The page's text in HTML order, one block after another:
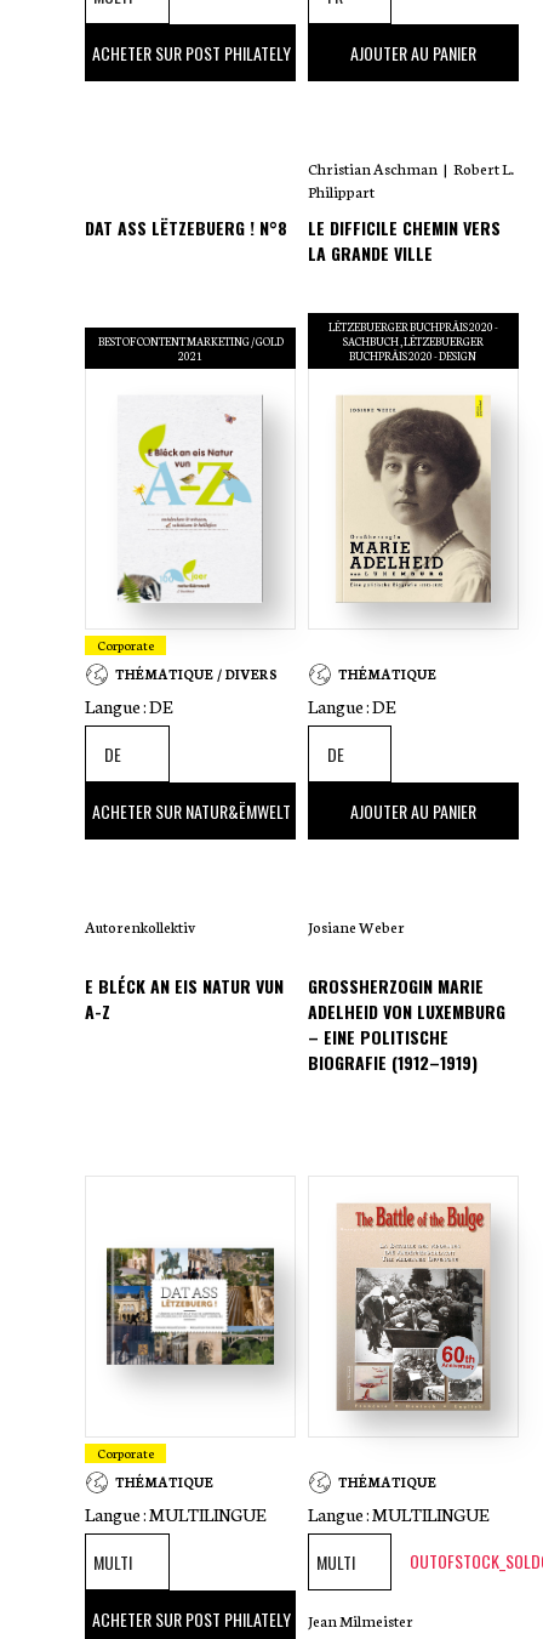
39,00 €
ACHETER SUR POST PHILATELY
DAT ASS LËTZEBUERG ! N°8
,00 €
AJOUTER AU PANIER
Christian Aschman | Robert L.
Philippart
LE DIFFICILE CHEMIN VERS
LA GRANDE VILLE
BEST OF CONTENT MARKETING / GOLD
2021
Corporate
THÉMATIQUE / DIVERS
Langue :DE
45,00 €
ACHETER SUR NATUR&ËMWELT
Autorenkollektiv
E BLÉCK AN EIS NATUR VUN
A-Z
LËTZEBUERGER BUCHPRÄIS 2020 -
SACHBUCH LËTZEBUERGER
BUCHPRÄIS 2020 - DESIGN
THÉMATIQUE
Langue :DE
,00 €
AJOUTER AU PANIER
Josiane Weber
GROSSHERZOGIN MARIE A
DELHEID VON LUXEMBURG –
EINE POLITISCHE B
IOGRAFIE (1912–1919)
Corporate
THÉMATIQUE
Langue :MULTILINGUE
39,00 €
ACHETER SUR POST PHILATELY
THÉMATIQUE
Langue :MULTILINGUE
Jean Milmeister